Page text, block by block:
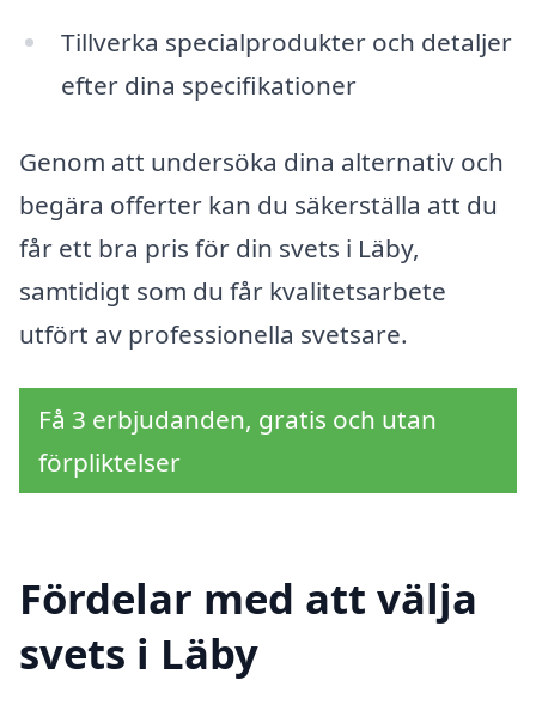
Tillverka specialprodukter och detaljer
efter dina specifikationer
Genom att undersöka dina alternativ och
begära offerter kan du säkerställa att du
får ett bra pris för din svets i Läby,
samtidigt som du får kvalitetsarbete
utfört av professionella svetsare.
Få 3 erbjudanden, gratis och utan
förpliktelser
Fördelar med att välja
svets i Läby